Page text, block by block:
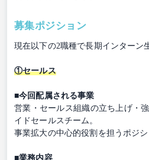
募集ポジション
現在以下の2職種で長期インターン
①セールス
■今回配属される事業
営業・セールス組織の立ち上げ・
イドセールスチーム。
事業拡大の中心的役割を担うポジシ
■業務内容